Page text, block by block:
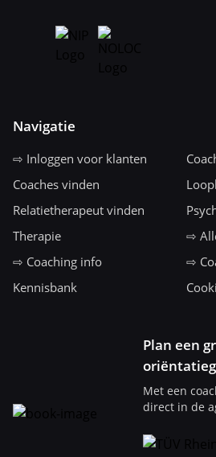
Navigatie
⇨ Inloggen voor klanten
Coaches vinden
Relatietherapeut vinden
Therapie
⇨
⇨ Coaching info
⇨
Kennisbank
Plan een
Met een
direct in de